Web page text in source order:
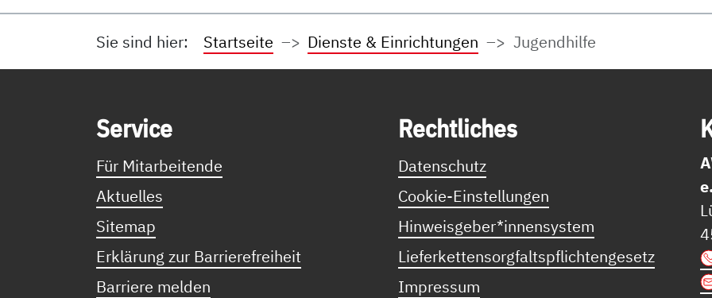
Sie sind hier: Startseite Dienste & Einrichtungen Jugendhilfe
Ser­vice
Für Mitarbeitende
Aktuelles
Sitemap
Erklärung zur Barrierefreiheit
Barriere melden
Recht­li­ches
Datenschutz
Cookie-Einstellungen
Hinweisgeber*innensystem
Lieferkettensorgfaltspflichtengesetz
Impressum